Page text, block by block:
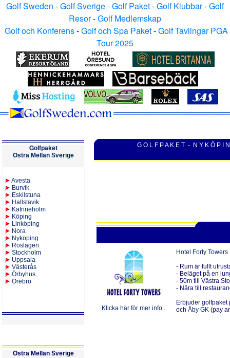
Golf Sweden -Golf Sverige - Golf Paket-Golf Klubbar-Golf
Resor-Golf Medlemskap
Golf och Konferens-Golf och Spa Paket-Golf Tavlingar PGA
Tour 2025
Golfpaket
Östra Mellan Sverige
Avesta
Burvik
Eskilstuna
Hallstavik
Katrineholm
Köping
Linköping
Nora
Nyköping
Roslagen
Stockholm
Uppsala
Västerås
Örbyhus
Örebro
Östra Mellan Sverige
G O L F P A K E T - N Y K Ö P I
Klicka här för mer info..
Hotel Forty Towers
- Rum är fullt
- Beläget på en
- 50m till Västra
- Nära till
Erbjuder golfpaket
och Åby GK(pay